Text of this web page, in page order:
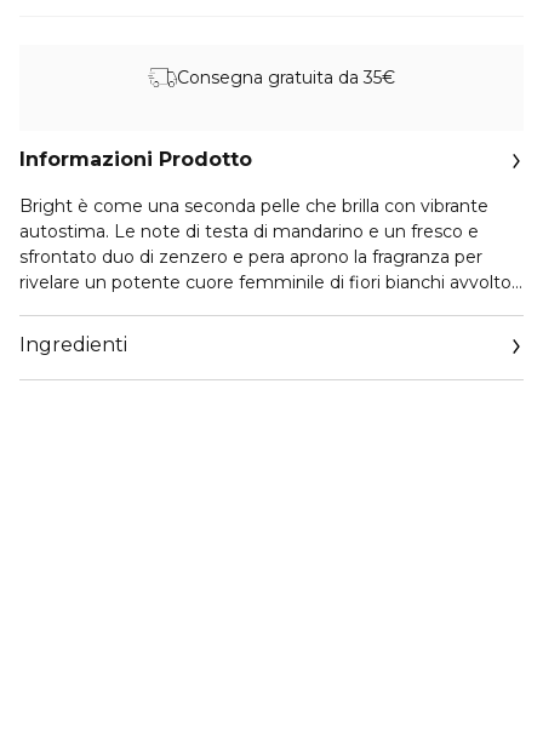
Consegna gratuita da 35€
Informazioni Prodotto
Bright è come una seconda pelle che brilla con vibrante
autostima. Le note di testa di mandarino e un fresco e
sfrontato duo di zenzero e pera aprono la fragranza per
rivelare un potente cuore femminile di fiori bianchi avvolto
e muschio iridescente. Bright è radioso, sicuro di sé e
glorioso.
È il nuovo nude!
Ingredienti